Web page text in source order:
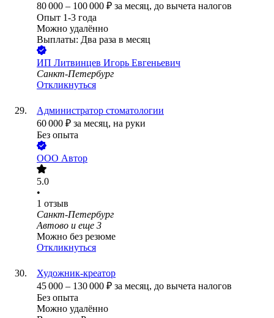
80 000 – 100 000 ₽ за месяц, до вычета налогов
Опыт 1-3 года
Можно удалённо
Выплаты: Два раза в месяц
ИП Литвинцев Игорь Евгеньевич
Санкт-Петербург
Откликнуться
Администратор стоматологии
60 000 ₽ за месяц, на руки
Без опыта
ООО Автор
5.0
•
1 отзыв
Санкт-Петербург
Автово и еще 3
Можно без резюме
Откликнуться
Художник-креатор
45 000 – 130 000 ₽ за месяц, до вычета налогов
Без опыта
Можно удалённо